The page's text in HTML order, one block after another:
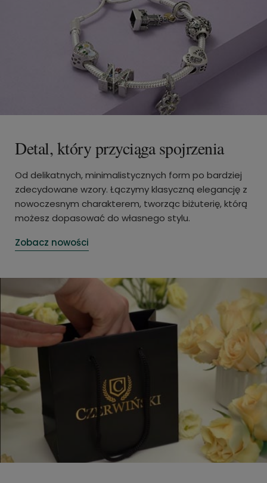
Detal, który przyciąga spojrzenia
Od delikatnych, minimalistycznych form po bardziej
zdecydowane wzory. Łączymy klasyczną elegancję z
nowoczesnym charakterem, tworząc biżuterię, którą
możesz dopasować do własnego stylu.
Zobacz nowości